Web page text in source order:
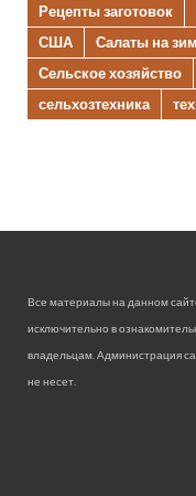
Рецепты заготовок
США
Салаты на
Сельское хозяйство
сельхозтехника
Все материалы на данном
исключительно в
владельцам. Администрация
не несет.